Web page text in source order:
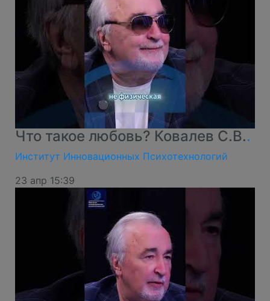
Что такое любовь? Ковалев С.В..
Институт Инновационных Психотехнологий
23 апр 15:39